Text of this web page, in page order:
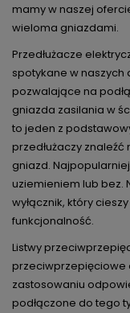
mamy w naszej
wieloma gniazdami.
Przedłużacze
spotykane w
pozwalające na
gniazda zasilania w
to jeden z
przedłużaczy
gniazd.
uziemieniem lub bez.
wyłącznik, który
funkcjonalność.
Listwy
przeciwprzepięciowe
zastosowaniu
podłączone do tego